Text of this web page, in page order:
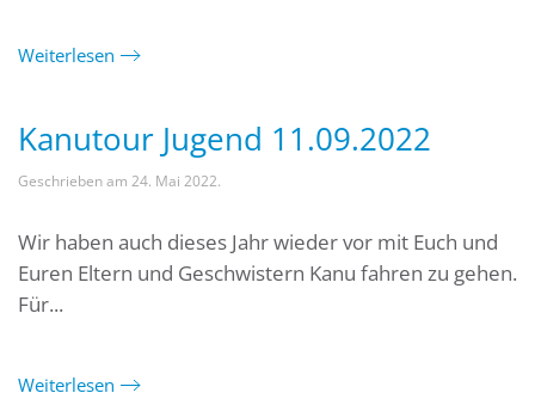
Weiterlesen
Kanutour Jugend 11.09.2022
Geschrieben am 24. Mai 2022.
Wir haben auch dieses Jahr wieder vor mit Euch und
Euren Eltern und Geschwistern Kanu fahren zu gehen.
Für...
Weiterlesen